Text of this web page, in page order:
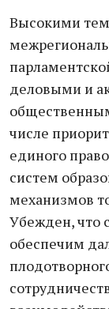
Высокими
деловыми и
числе
единого
систем
механизмов
Убежден, что
обеспечим